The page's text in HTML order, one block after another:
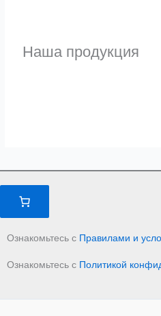
Наша продукция
Ознакомьтесь с Правилами и
Ознакомьтесь с Политикой